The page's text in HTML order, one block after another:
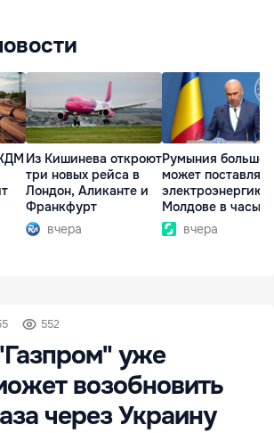
Из Кишинева откроют
три новых рейса в
Лондон, Аликанте и
Франкфурт
вчера
Румыния больше
может поставлять
электроэнергию
Молдове в часы
вчера
552
уже
возобновить
через Украину